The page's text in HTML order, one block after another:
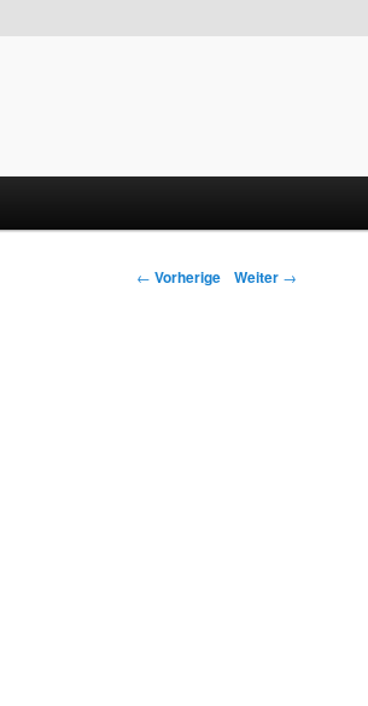
← Vorherige Weiter →